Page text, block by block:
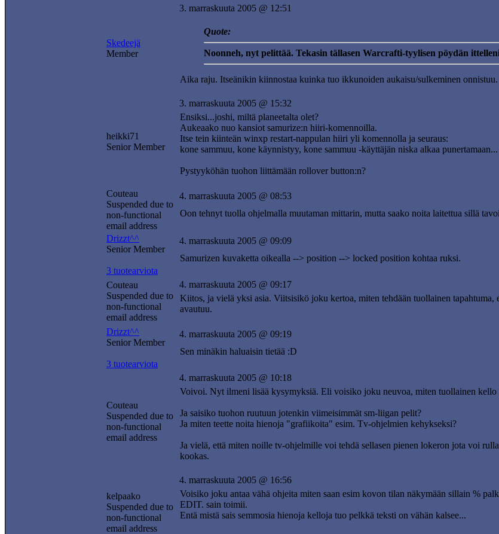
Skedeejä
Member
3. marraskuuta 2005 @ 12:51
Quote:
Noonneh, nyt pelittää. Tekasin tällasen Warcrafti-tyylisen pöydän
Aika raju. Itseänikin kiinnostaa kuinka tuo ikkunoiden aukaisu/sulkeminen onnistuu.
heikki71
Senior Member
3. marraskuuta 2005 @ 15:32
Ensiksi...joshi, miltä planeetalta olet?
Aukeaako nuo kansiot samurize:n hiiri-komennoilla.
Itse tein kiinteän winxp restart-nappulan hiiri yli komennolla ja seuraus:
kone sammuu, kone käynnistyy, kone sammuu -käyttäjän niska alkaa
Pystyyköhän tuohon liittämään rollover button:n?
Couteau
Suspended due to
non-functional
email address
4. marraskuuta 2005 @ 08:53
Oon tehnyt tuolla ohjelmalla muutaman mittarin, mutta saako noita laitettua sillä
Drizzt^^
Senior Member
3 tuotearviota
4. marraskuuta 2005 @ 09:09
Samurizen kuvaketta oikealla --> position --> locked position kohtaa ruksi.
Couteau
Suspended due to
non-functional
email address
4. marraskuuta 2005 @ 09:17
Kiitos, ja vielä yksi asia. Viitsisikö joku kertoa, miten tehdään tuollainen
avautuu.
Drizzt^^
Senior Member
3 tuotearviota
4. marraskuuta 2005 @ 09:19
Sen minäkin haluaisin tietää :D
Couteau
Suspended due to
non-functional
email address
4. marraskuuta 2005 @ 10:18
Voivoi. Nyt ilmeni lisää kysymyksiä. Eli voisiko joku neuvoa, miten tuollainen kello
Ja saisiko tuohon ruutuun jotenkin viimeisimmät sm-liigan pelit?
Ja miten teette noita hienoja "grafiikoita" esim. Tv-ohjelmien kehykseksi?
Ja vielä, että miten noille tv-ohjelmille voi tehdä sellasen pienen lokeron jota voi
kookas.
kelpaako
Suspended due to
non-functional
email address
4. marraskuuta 2005 @ 16:56
Voisiko joku antaa vähä ohjeita miten saan esim kovon tilan näkymään sillain %
EDIT. sain toimii.
Entä mistä sais semmosia hienoja kelloja tuo pelkkä teksti on vähän kalsee...